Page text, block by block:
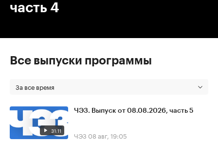
часть 4
Все выпуски программы
За все время
31:11
ЧЭЗ. Выпуск от 08.08.2026, часть 5
ЧЭЗ 08 авг, 19:05